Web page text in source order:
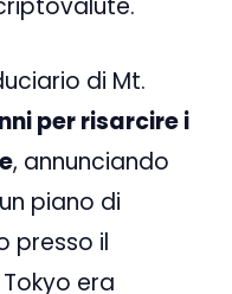
di Mt.
per risarcire i
, annunciando
piano di
presso il
era